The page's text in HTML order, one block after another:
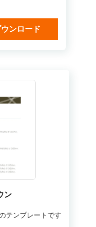
ンロード
ン
テンプレートです